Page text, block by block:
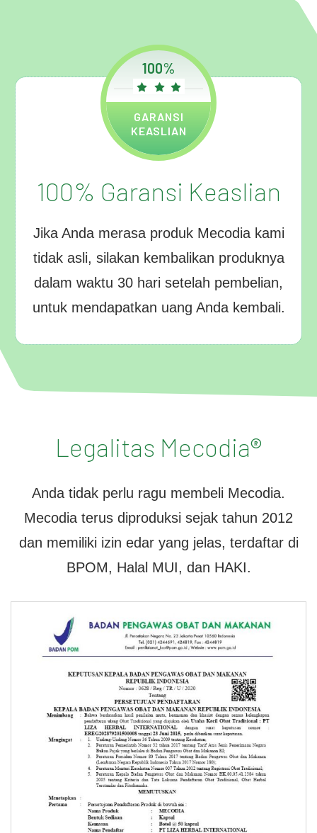
100%
GARANSI
KEASLIAN
100% Garansi Keaslian
Jika Anda merasa produk Mecodia kami
tidak asli, silakan kembalikan produknya
dalam waktu 30 hari setelah pembelian,
untuk mendapatkan uang Anda kembali.
Legalitas Mecodia®
Anda tidak perlu ragu membeli Mecodia.
Mecodia terus diproduksi sejak tahun 2012
dan memiliki izin edar yang jelas, terdaftar di
BPOM, Halal MUI, dan HAKI.